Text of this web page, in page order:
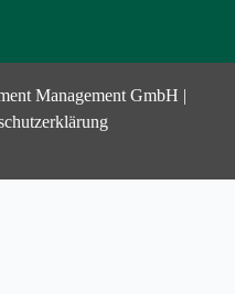
Management GmbH |